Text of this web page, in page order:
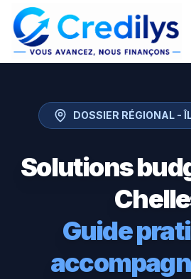
DOSSIER RÉGIONAL -
Solutions
Guide